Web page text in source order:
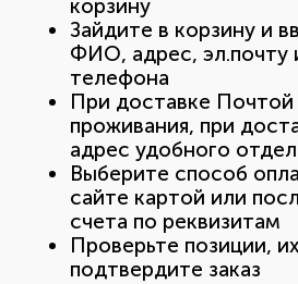
корзину
Зайдите в корзину и
ФИО, адрес, эл.почту
телефона
При доставке Почтой
проживания, при
адрес удобного
Выберите способ
сайте картой или
счета по реквизитам
Проверьте позиции,
подтвердите заказ